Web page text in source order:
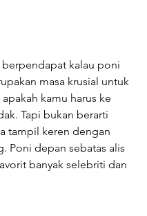
berpendapat kalau poni
masa krusial untuk
kamu harus ke
Tapi bukan berarti
tampil keren dengan
Poni depan sebatas alis
banyak selebriti dan